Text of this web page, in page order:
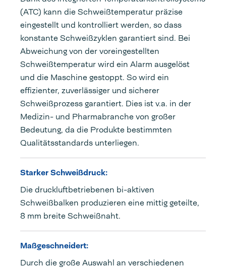
(ATC) kann die Schweißtemperatur präzise
eingestellt und kontrolliert werden, so dass
konstante Schweißzyklen garantiert sind. Bei
Abweichung von der voreingestellten
Schweißtemperatur wird ein Alarm ausgelöst
und die Maschine gestoppt. So wird ein
effizienter, zuverlässiger und sicherer
Schweißprozess garantiert. Dies ist v.a. in der
Medizin- und Pharmabranche von großer
Bedeutung, da die Produkte bestimmten
Qualitätsstandards unterliegen.
Starker Schweißdruck:
Die druckluftbetriebenen bi-aktiven
Schweißbalken produzieren eine mittig geteilte,
8 mm breite Schweißnaht.
Maßgeschneidert:
Durch die große Auswahl an verschiedenen